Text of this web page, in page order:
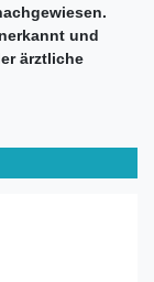
und
ärztliche